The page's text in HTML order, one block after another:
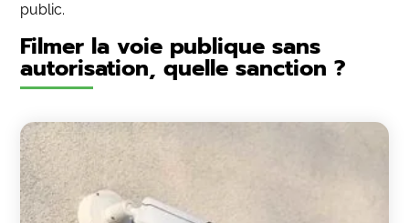
public.
Filmer la voie publique sans
autorisation, quelle sanction ?